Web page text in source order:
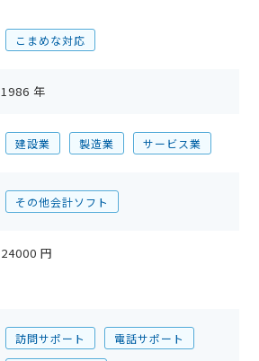
こまめな対応
1986 年
建設業 製造業 サービス業
その他会計ソフト
24000 円
訪問サポート 電話サポート